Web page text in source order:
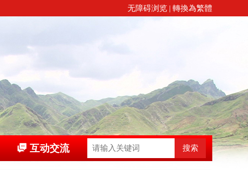
无障碍浏览 | 轉換為繁體
互动交流 搜索